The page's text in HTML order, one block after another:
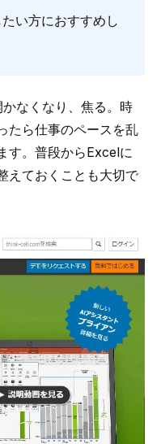
い方におすすめし
なくなり、焦る。時
たら仕事のペースを乱
す。普段からExcelに
えておくことも大切で